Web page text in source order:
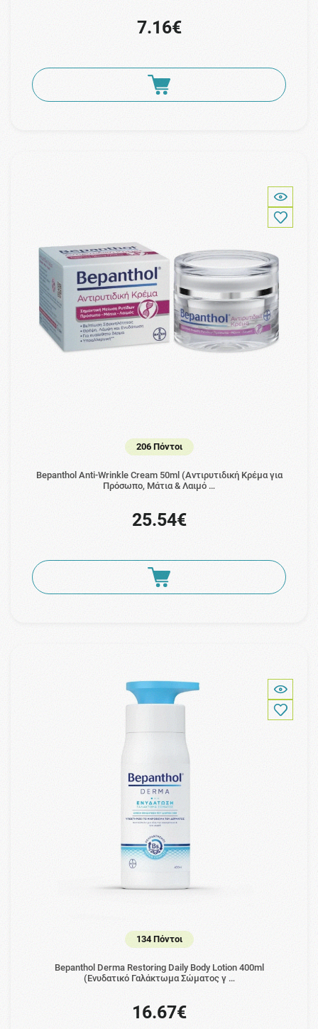
7.16€
206 Πόντοι
Bepanthol Anti-Wrinkle Cream 50ml (Αντιρυτιδική Κρέμα για
Πρόσωπο, Μάτια & Λαιμό …
25.54€
134 Πόντοι
Bepanthol Derma Restoring Daily Body Lotion 400ml
(Ενυδατικό Γαλάκτωμα Σώματος γ …
16.67€